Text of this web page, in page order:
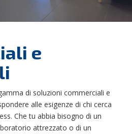
e
di soluzioni commerciali e
alle esigenze di chi cerca
Che tu abbia bisogno di un
attrezzato o di un